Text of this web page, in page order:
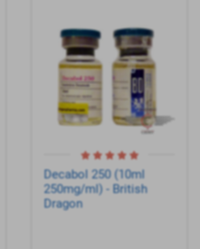
Decabol 250 (10ml
250mg/ml) - British
Dragon